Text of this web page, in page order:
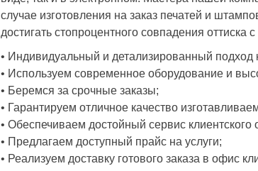
случае изготовления на заказ печатей и
достигать стопроцентного совпадения
• Индивидуальный и детализированный подход
• Используем современное оборудование и
• Беремся за срочные заказы;
• Гарантируем отличное качество
• Обеспечиваем достойный сервис клиентского
• Предлагаем доступный прайс на услуги;
• Реализуем доставку готового заказа в офис